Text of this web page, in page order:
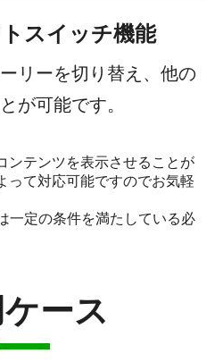
スイッチ機能
リーを切り替え、他の
が可能です。
ンテンツを表示させることが
って対応可能ですのでお気軽
一定の条件を満たしている必
ース